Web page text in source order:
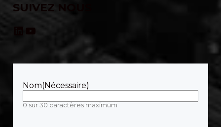
SUIVEZ NOUS
YouTube
Nom(Nécessaire)
0 sur 30 caractères maximum